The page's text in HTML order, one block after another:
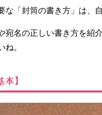
な「封筒の書き方」は、
宛名の正しい書き方を紹
ね。
】